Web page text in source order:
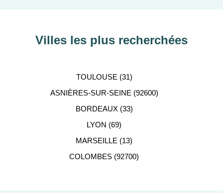
Villes les plus recherchées
TOULOUSE (31)
ASNIÈRES-SUR-SEINE (92600)
BORDEAUX (33)
LYON (69)
MARSEILLE (13)
COLOMBES (92700)